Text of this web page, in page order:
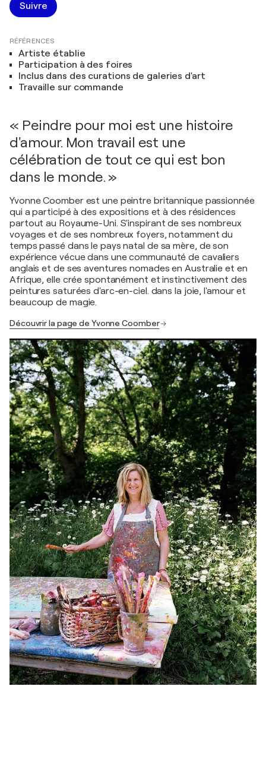
Suivre
RÉFÉRENCES
Artiste établie
Participation à des foires
Inclus dans des curations de galeries d'art
Travaille sur commande
« Peindre pour moi est une histoire
d'amour. Mon travail est une
célébration de tout ce qui est bon
dans le monde. »
Yvonne Coomber est une peintre britannique passionnée
qui a participé à des expositions et à des résidences
partout au Royaume-Uni. S'inspirant de ses nombreux
voyages et de ses nombreux foyers, notamment du
temps passé dans le pays natal de sa mère, de son
expérience vécue dans une communauté de cavaliers
anglais et de ses aventures nomades en Australie et en
Afrique, elle crée spontanément et instinctivement des
peintures saturées d'arc-en-ciel. dans la joie, l'amour et
beaucoup de magie.
Découvrir la page de Yvonne Coomber